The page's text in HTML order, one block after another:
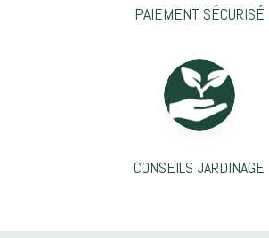
PAIEMENT SÉCURISÉ
CONSEILS JARDINAGE